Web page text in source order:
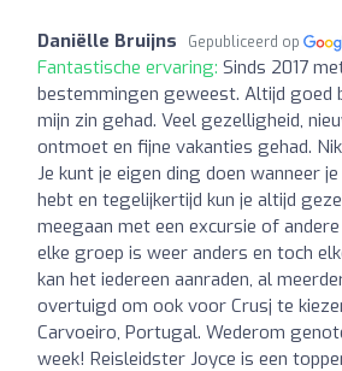
Daniëlle Bruijns Gepubliceerd op
Fantastische ervaring: Sinds 2017
bestemmingen geweest. Altijd goed
mijn zin gehad. Veel gezelligheid,
ontmoet en fijne vakanties gehad.
Je kunt je eigen ding doen wanneer
hebt en tegelijkertijd kun je altijd
meegaan met een excursie of
elke groep is weer anders en toch
kan het iedereen aanraden, al
overtuigd om ook voor Crusj te
Carvoeiro, Portugal. Wederom
week! Reisleidster Joyce is een